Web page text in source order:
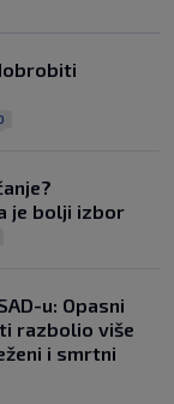
je bolji izbor
u: Opasni
razbolio više
i smrtni